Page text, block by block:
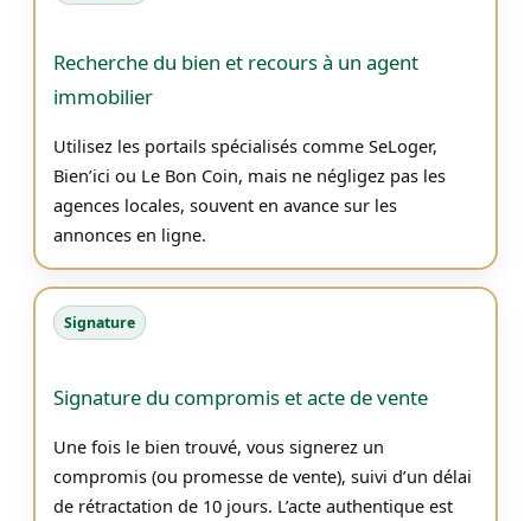
Recherche du bien et recours à un agent
immobilier
Utilisez les portails spécialisés comme SeLoger,
Bien’ici ou Le Bon Coin, mais ne négligez pas les
agences locales, souvent en avance sur les
annonces en ligne.
Signature
Signature du compromis et acte de vente
Une fois le bien trouvé, vous signerez un
compromis (ou promesse de vente), suivi d’un délai
de rétractation de 10 jours. L’acte authentique est